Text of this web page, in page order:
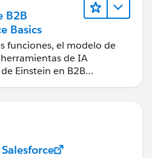
B2B
Basics
funciones, el modelo de
de IA
Einstein en B2B